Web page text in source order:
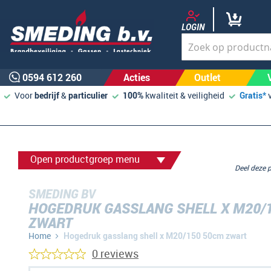
LOGIN
0594 612 260 Acties Outlet
Voorbedrijf&particulier 100% kwaliteit & veiligheid Gratis*
Open productgroep menu
SMEDING BV
HOGEDRUK GASSLANG SHELL X
ZWART
Home Hogedruk gasslang shell x M20/150 50cm zwart
Deel
0 reviews